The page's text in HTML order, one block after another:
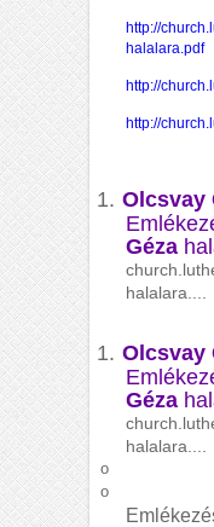
http://
halalara.pdf
http://
http://
1. Olcsvay
Géza
halalara....
1. Olcsvay
Géza
halalara....
o
o